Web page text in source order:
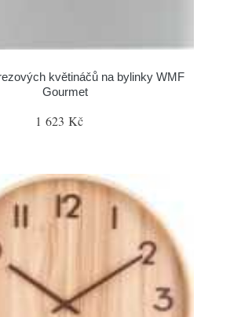
květináčů na bylinky WMF
Gourmet
1 623 Kč